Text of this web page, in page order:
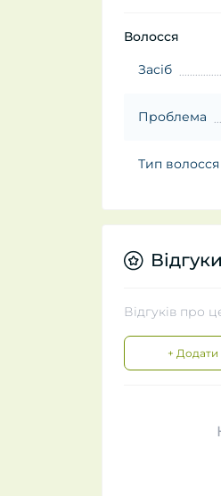
Волосся
Засіб
Проблема
Тип волосся
Відгуки
Відгуків про
+ Додати